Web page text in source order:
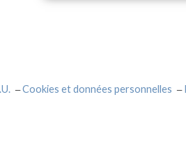
Cookies et données personnelles